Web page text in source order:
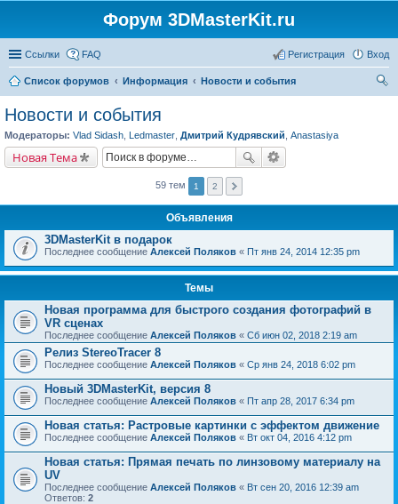
Форум 3DMasterKit.ru
Ссылки FAQ Вход
Регистрация
Список форумов Информация
Новости и события
Новости и события
Модераторы: Vlad Sidash Ledmaster Дмитрий Кудрявский Anastasiya
Новая Тема
59 тем 1 2
Объявления
3DMasterKit в подарок
Последнее сообщение Алексей Поляков « Пт янв 24, 2014 12:35 pm
Темы
Новая программа для быстрого создания фотографий в
VR сценах
Последнее сообщение Алексей Поляков « Сб июн 02, 2018 2:19 am
Релиз StereoTracer 8
Последнее сообщение Алексей Поляков « Ср янв 24, 2018 6:02 pm
Новый 3DMasterKit, версия 8
Последнее сообщение Алексей Поляков « Пт апр 28, 2017 6:34 pm
Новая статья: Растровые картинки с эффектом движение
Последнее сообщение Алексей Поляков « Вт окт 04, 2016 4:12 pm
Новая статья: Прямая печать по линзовому материалу на
UV
Последнее сообщение Алексей Поляков « Вт сен 20, 2016 12:39 am
Ответов: 2